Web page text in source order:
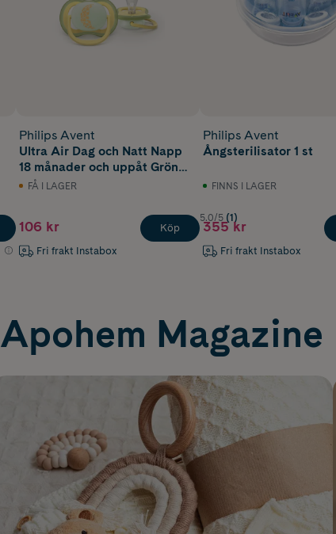
Philips Avent
Ultra Air Dag och Natt Napp
18 månader och uppåt Grön
Gul Motiv 2 st
FÅ I LAGER
106 kr
Fri frakt Instabox
Köp
Philips Avent
Ångsterilisator 1 st
FINNS I LAGER
5.0/5 (1)
355 kr
Fri frakt Instabox
Apohem Magazine